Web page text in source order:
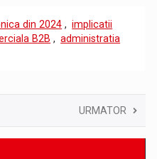
din 2024 , implicatii
B2B , administratia
URMATOR